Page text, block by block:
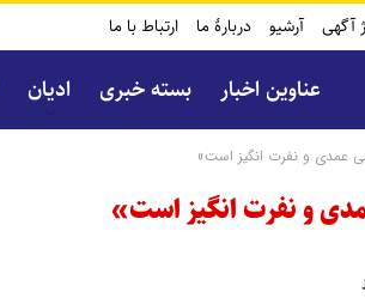
آگهی آرشیو دربارۀ ما ارتباط با ما
عناوین اخبار بسته خبری ادیان
عمدی و نفرت انگیز است»
و نفرت انگیز است»